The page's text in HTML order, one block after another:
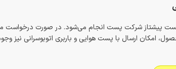
پیشتاز شرکت پست انجام می‌شود. در صورت درخواست
امکان ارسال با پست هوایی و باربری اتوبوسرانی نیز